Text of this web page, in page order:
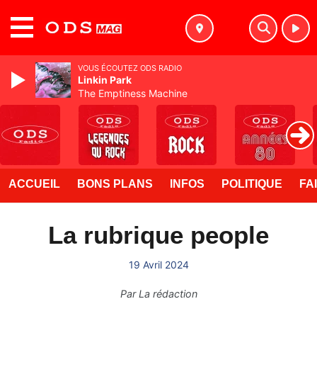
ACCUEIL BONS PLANS INFOS POLITIQUE
La rubrique people
19 Avril 2024
ParLa rédaction
VOUS ÉCOUTEZ ODS RADIO
Linkin Park
The Emptiness Machine